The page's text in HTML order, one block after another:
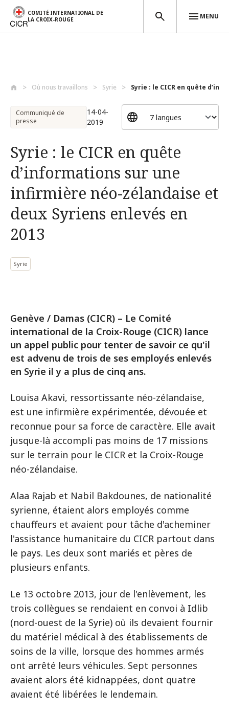
COMITÉ INTERNATIONAL DE
LA CROIX-ROUGE
MENU
Où nous travaillons Syrie Syrie : le CICR en quête
Communiqué de
presse
14-04-
2019
Syrie : le CICR en quête
d’informations sur une
infirmière néo-zélandaise et
deux Syriens enlevés en
2013
Syrie
Genève / Damas (CICR) – Le Comité
international de la Croix-Rouge (CICR) lance
un appel public pour tenter de savoir ce qu'il
est advenu de trois de ses employés enlevés
en Syrie il y a plus de cinq ans.
Louisa Akavi, ressortissante néo-zélandaise,
est une infirmière expérimentée, dévouée et
reconnue pour sa force de caractère. Elle avait
jusque-là accompli pas moins de 17 missions
sur le terrain pour le CICR et la Croix-Rouge
néo-zélandaise.
Alaa Rajab et Nabil Bakdounes, de nationalité
syrienne, étaient alors employés comme
chauffeurs et avaient pour tâche d'acheminer
l'assistance humanitaire du CICR partout dans
le pays. Les deux sont mariés et pères de
plusieurs enfants.
Le 13 octobre 2013, jour de l'enlèvement, les
trois collègues se rendaient en convoi à Idlib
(nord-ouest de la Syrie) où ils devaient fournir
du matériel médical à des établissements de
soins de la ville, lorsque des hommes armés
ont arrêté leurs véhicules. Sept personnes
avaient alors été kidnappées, dont quatre
avaient été libérées le lendemain.